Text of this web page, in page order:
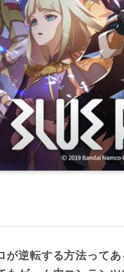
が逆転する方法って